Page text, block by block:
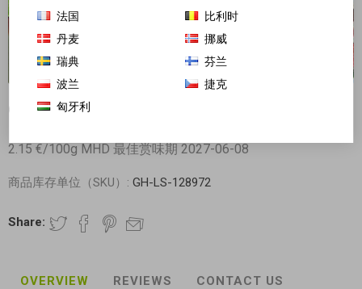
Cokoc 可剥皮50%真果汁软糖 草莓 60g 日期见内页
2.15 €/100g MHD 最佳赏味期 2027-06-08
商品库存单位（SKU）: GH-LS-128972
Share:
OVERVIEW REVIEWS CONTACT US
法国
比利时
丹麦
挪威
瑞典
芬兰
波兰
捷克
匈牙利